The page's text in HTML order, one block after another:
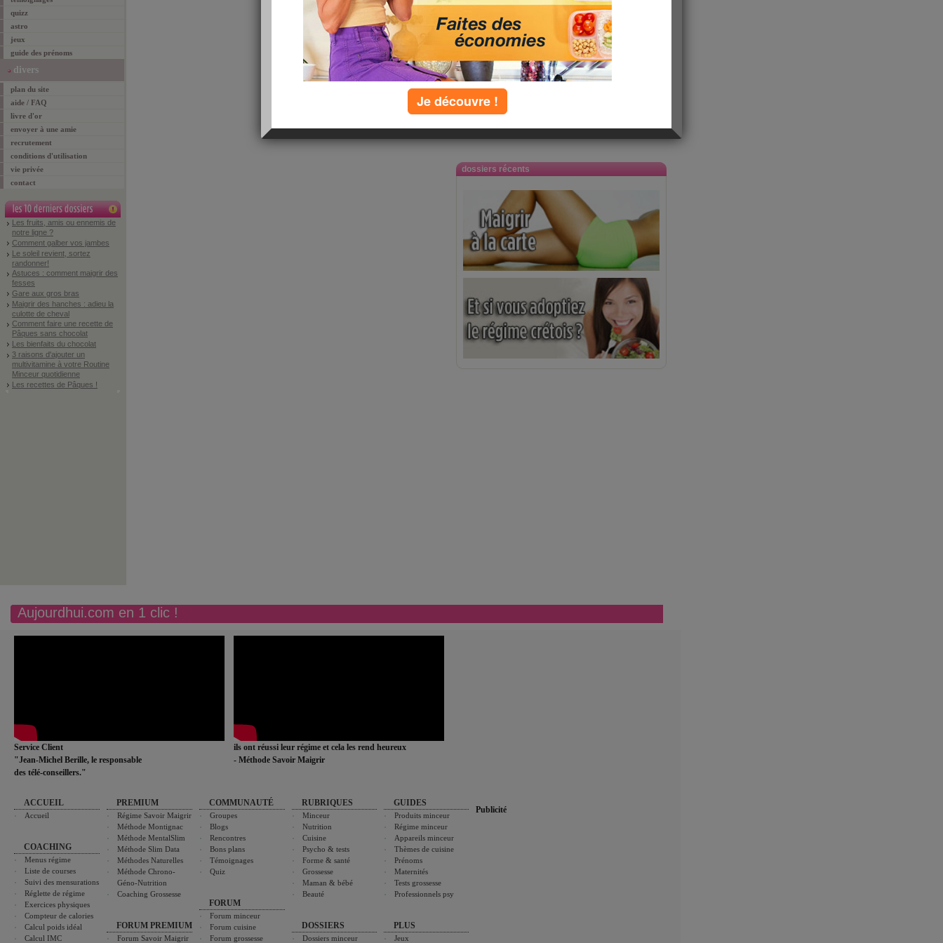
dossiers récents
quizz
astro
jeux
guide des prénoms
divers
plan du site
aide / FAQ
livre d'or
envoyer à une amie
recrutement
conditions d'utilisation
vie privée
contact
Les fruits, amis ou ennemis de
notre ligne ?
Comment galber vos jambes
Le soleil revient, sortez
randonner!
Astuces : comment maigrir des
fesses
Gare aux gros bras
Maigrir des hanches : adieu la
culotte de cheval
Comment faire une recette de
Pâques sans chocolat
Les bienfaits du chocolat
3 raisons d'ajouter un
multivitamine à votre Routine
Minceur quotidienne
Les recettes de Pâques !
Aujourdhui.com en 1 clic !
Service Client
"Jean-Michel Berille, le responsable
des télé-conseillers."
ils ont réussi leur régime et cela les rend heureux
- Méthode Savoir Maigrir
ACCUEIL
Accueil
COACHING
Menus régime
Liste de courses
Suivi des mensurations
Réglette de régime
Exercices physiques
Compteur de calories
Calcul poids idéal
Calcul IMC
PREMIUM
Régime Savoir Maigrir
Méthode Montignac
Méthode MentalSlim
Méthode Slim Data
Méthodes Naturelles
Méthode Chrono-
Géno-Nutrition
Coaching Grossesse
FORUM PREMIUM
Forum Savoir Maigrir
COMMUNAUTÉ
Groupes
Blogs
Rencontres
Bons plans
Témoignages
Quiz
FORUM
Forum minceur
Forum cuisine
Forum grossesse
RUBRIQUES
Minceur
Nutrition
Cuisine
Psycho & tests
Forme & santé
Grossesse
Maman & bébé
Beauté
DOSSIERS
Dossiers minceur
GUIDES
Produits minceur
Régime minceur
Appareils minceur
Thèmes de cuisine
Prénoms
Maternités
Tests grossesse
Professionnels psy
PLUS
Jeux
Publicité
Je découvre !